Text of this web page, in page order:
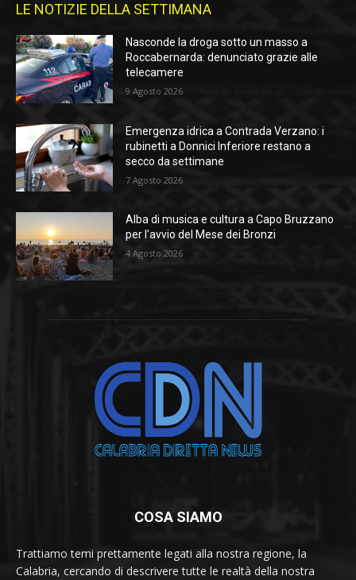
LE NOTIZIE DELLA SETTIMANA
Nasconde la droga sotto un masso a
Roccabernarda: denunciato grazie alle
telecamere
9 Agosto 2026
Emergenza idrica a Contrada Verzano: i
rubinetti a Donnici Inferiore restano a
secco da settimane
7 Agosto 2026
Alba di musica e cultura a Capo Bruzzano
per l’avvio del Mese dei Bronzi
4 Agosto 2026
COSA SIAMO
Trattiamo temi prettamente legati alla nostra regione, la
Calabria, cercando di descrivere tutte le realtà della nostra